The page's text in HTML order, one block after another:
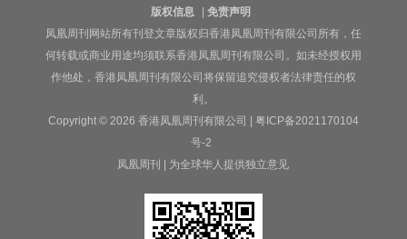
版权信息
|免责声明
凤凰周刊网站所有刊登文章版权归香港凤凰周刊有限公司所有，任
何转载或商业用途均须联系香港凤凰周刊有限公司。如未经授权用
作他处，香港凤凰周刊有限公司将保留追究侵权者法律责任的权
利。
Copyright © 2026 香港凤凰周刊有限公司 | 粤ICP备2021170104
号-2
凤凰周刊 | 为全球华人提供独立意见